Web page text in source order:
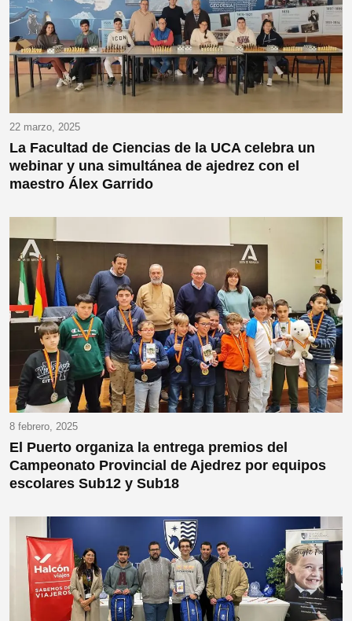
22 marzo, 2025
La Facultad de Ciencias de la UCA celebra un
webinar y una simultánea de ajedrez con el
maestro Álex Garrido
8 febrero, 2025
El Puerto organiza la entrega premios del
Campeonato Provincial de Ajedrez por equipos
escolares Sub12 y Sub18